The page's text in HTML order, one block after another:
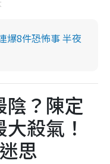
爆8件恐怖事 半夜
？陳定
殺氣！
思